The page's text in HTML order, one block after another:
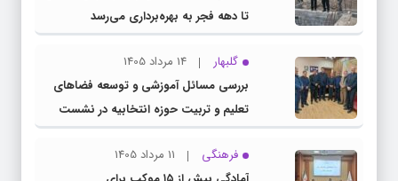
تا دهه فجر به بهره‌برداری می‌رسد
گلبهار
14 مرداد 1405
بررسی مسائل آموزشی و توسعه فضاهای
تعلیم و تربیت حوزه انتخابیه در نشست
مشترک عضو کمیسیون آموزش مجلس با
مدیرکل آموزش و پرورش خراسان رضوی
فرهنگی
11 مرداد 1405